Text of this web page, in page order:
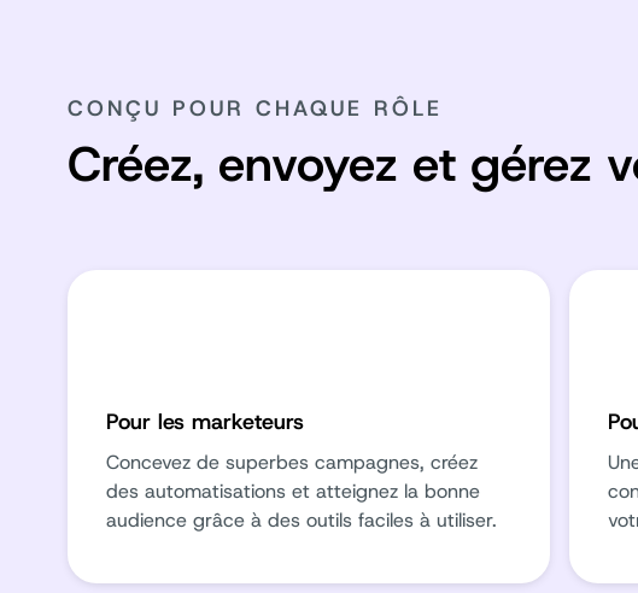
CONÇU POUR CHAQUE RÔLE
Créez, envoyez et gérez
Pour les marketeurs
Concevez de superbes campagnes, créez
des automatisations et atteignez la bonne
audience grâce à des outils faciles à utiliser.